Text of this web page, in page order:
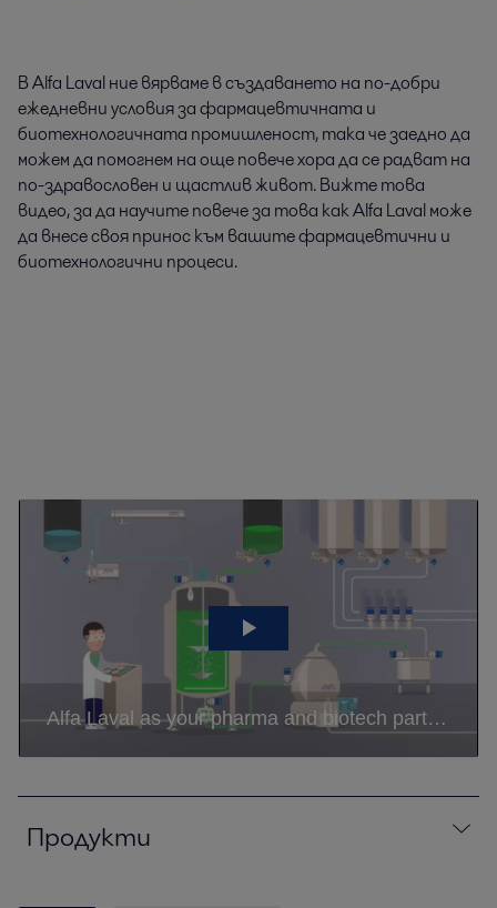
В Alfa Laval ние вярваме в създаването на по-добри
ежедневни условия за фармацевтичната и
биотехнологичната промишленост, така че заедно да
можем да помогнем на още повече хора да се радват на
по-здравословен и щастлив живот. Вижте това
видео, за да научите повече за това как Alfa Laval може
да внесе своя принос към вашите фармацевтични и
биотехнологични процеси.
Продукти